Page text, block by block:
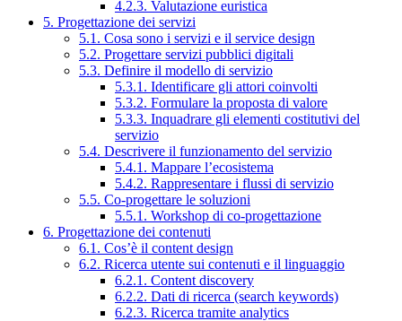
4.2.3. Valutazione euristica
5. Progettazione dei servizi
5.1. Cosa sono i servizi e il service design
5.2. Progettare servizi pubblici digitali
5.3. Definire il modello di servizio
5.3.1. Identificare gli attori coinvolti
5.3.2. Formulare la proposta di valore
5.3.3. Inquadrare gli elementi costitutivi del
servizio
5.4. Descrivere il funzionamento del servizio
5.4.1. Mappare l’ecosistema
5.4.2. Rappresentare i flussi di servizio
5.5. Co-progettare le soluzioni
5.5.1. Workshop di co-progettazione
6. Progettazione dei contenuti
6.1. Cos’è il content design
6.2. Ricerca utente sui contenuti e il linguaggio
6.2.1. Content discovery
6.2.2. Dati di ricerca (search keywords)
6.2.3. Ricerca tramite analytics